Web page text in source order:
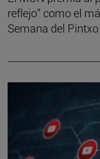
reflejo” como el
Semana del